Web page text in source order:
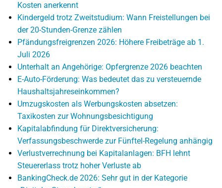
Kosten anerkennt
Kindergeld trotz Zweitstudium: Wann Freistellungen bei
der 20-Stunden-Grenze zählen
Pfändungsfreigrenzen 2026: Höhere Freibeträge ab 1.
Juli 2026
Unterhalt an Angehörige: Opfergrenze 2026 beachten
E-Auto-Förderung: Was bedeutet das zu versteuernde
Haushaltsjahreseinkommen?
Umzugskosten als Werbungskosten absetzen:
Taxikosten zur Wohnungsbesichtigung
Kapitalabfindung für Direktversicherung:
Verfassungsbeschwerde zur Fünftel-Regelung anhängig
Verlustverrechnung bei Kapitalanlagen: BFH lehnt
Steuererlass trotz hoher Verluste ab
BankingCheck.de 2026: Sehr gut in der Kategorie